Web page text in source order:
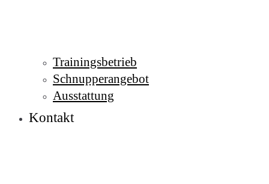
Trainingsbetrieb
Schnupperangebot
Ausstattung
Kontakt